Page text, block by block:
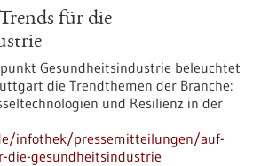
für die
Gesundheitsindustrie beleuchtet
die Trendthemen der Branche:
und Resilienz in der
infothek/pressemitteilungen/auf-
die-gesundheitsindustrie